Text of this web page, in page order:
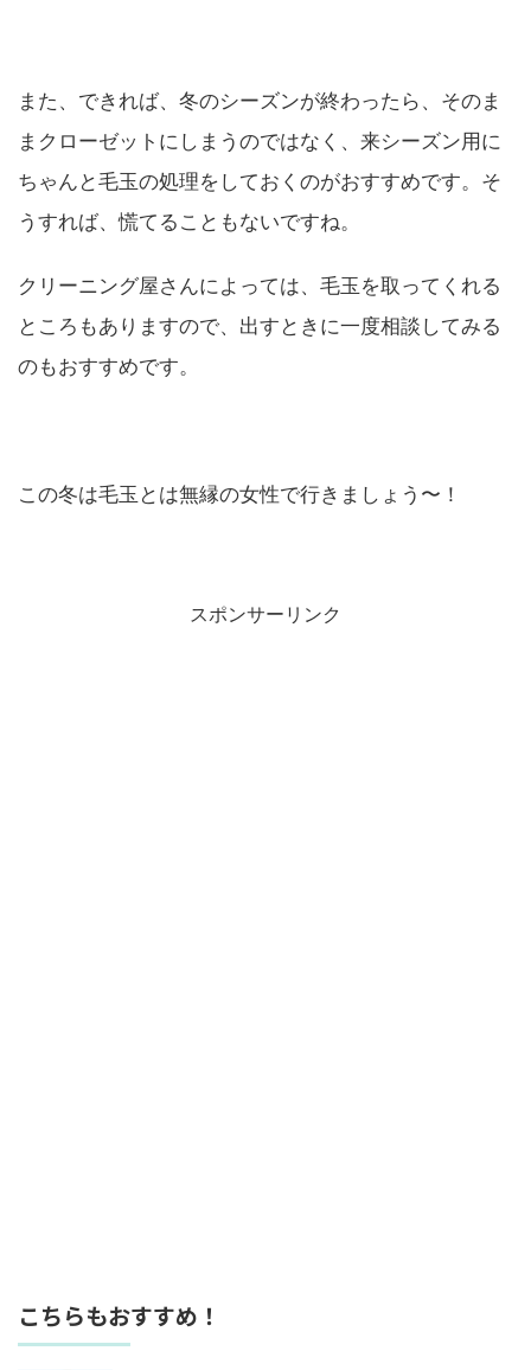
また、できれば、冬のシーズンが終わったら、そのま
まクローゼットにしまうのではなく、来シーズン用に
ちゃんと毛玉の処理をしておくのがおすすめです。そ
うすれば、慌てることもないですね。
クリーニング屋さんによっては、毛玉を取ってくれる
ところもありますので、出すときに一度相談してみる
のもおすすめです。
この冬は毛玉とは無縁の女性で行きましょう〜！
スポンサーリンク
こちらもおすすめ！